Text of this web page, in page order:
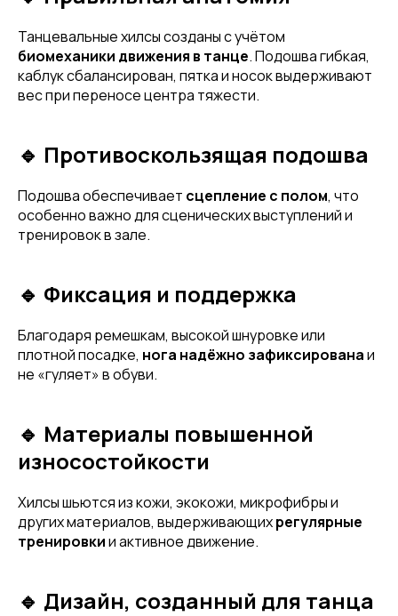
Танцевальные хилсы созданы с учётом
биомеханики движения в танце. Подошва гибкая,
каблук сбалансирован, пятка и носок выдерживают
вес при переносе центра тяжести.
🔹 Противоскользящая подошва
Подошва обеспечивает сцепление с полом, что
особенно важно для сценических выступлений и
тренировок в зале.
🔹 Фиксация и поддержка
Благодаря ремешкам, высокой шнуровке или
плотной посадке, нога надёжно зафиксированаи
не «гуляет» в обуви.
🔹 Материалы повышенной
износостойкости
Хилсы шьются из кожи, экокожи, микрофибры и
других материалов, выдерживающихрегулярные
тренировкии активное движение.
🔹 Дизайн, созданный для танца